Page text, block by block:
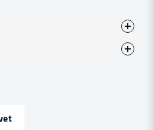
produkten...